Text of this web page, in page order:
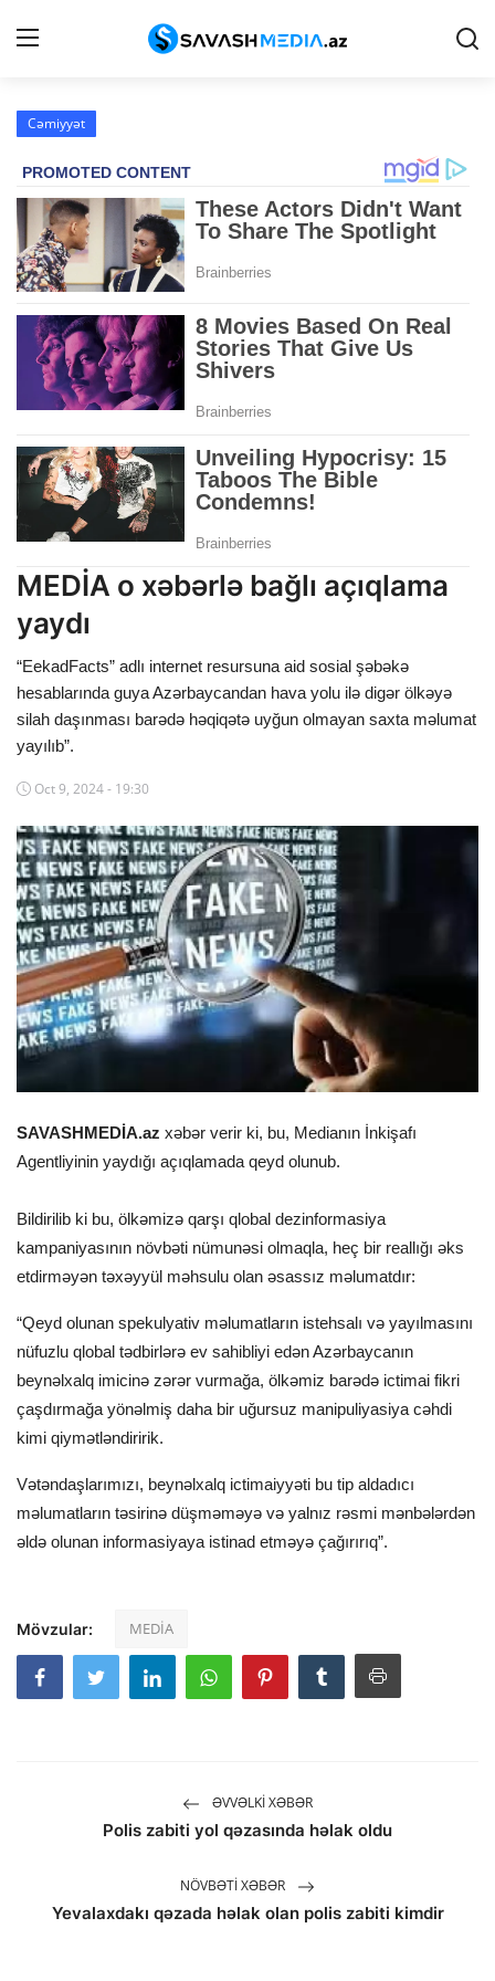
Reklam
Haqqımızda
Əlaqə
Peşə etikası
Siyasət
Hadisə
Dünya
Cəmiyyət
İdman
Kriminal
Mövqe
Sağlıq
Digər
Cəmiyyət
MEDİA o xəbərlə bağlı açıqlama
yaydı
“EekadFacts” adlı internet resursuna aid sosial şəbəkə
hesablarında guya Azərbaycandan hava yolu ilə digər ölkəyə
silah daşınması barədə həqiqətə uyğun olmayan saxta məlumat
yayılıb”.
Oct 9, 2024 - 19:30
SAVASHMEDİA.az xəbər verir ki, bu, Medianın İnkişafı
Agentliyinin yaydığı açıqlamada qeyd olunub.
Bildirilib ki bu, ölkəmizə qarşı qlobal dezinformasiya
kampaniyasının növbəti nümunəsi olmaqla, heç bir reallığı əks
etdirməyən təxəyyül məhsulu olan əsassız məlumatdır:
“Qeyd olunan spekulyativ məlumatların istehsalı və yayılmasını
nüfuzlu qlobal tədbirlərə ev sahibliyi edən Azərbaycanın
beynəlxalq imicinə zərər vurmağa, ölkəmiz barədə ictimai fikri
çaşdırmağa yönəlmiş daha bir uğursuz manipuliyasiya cəhdi
kimi qiymətləndiririk.
Vətəndaşlarımızı, beynəlxalq ictimaiyyəti bu tip aldadıcı
məlumatların təsirinə düşməməyə və yalnız rəsmi mənbələrdən
əldə olunan informasiyaya istinad etməyə çağırırıq”.
Mövzular: MEDİA
ƏVVƏLKI XƏBƏR
Polis zabiti yol qəzasında həlak oldu
NÖVBƏTI XƏBƏR
Yevalaxdakı qəzada həlak olan polis zabiti kimdir